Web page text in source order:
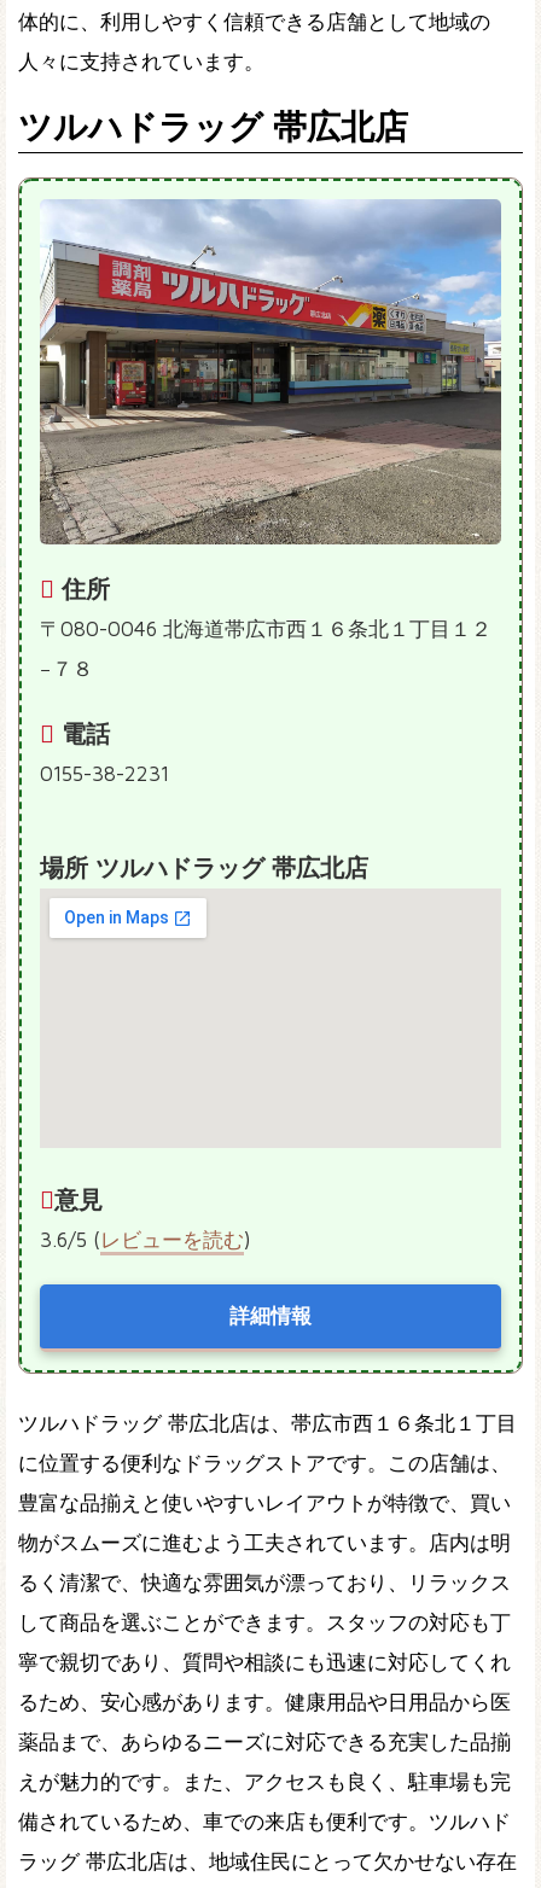
体的に、利用しやすく信頼できる店舗として地域の
人々に支持されています。
ツルハドラッグ 帯広北店
住所
〒080-0046 北海道帯広市西１６条北１丁目１２
−７８
電話
0155-38-2231
場所 ツルハドラッグ 帯広北店
意見
3.6/5 (レビューを読む)
詳細情報
ツルハドラッグ 帯広北店は、帯広市西１６条北１丁目
に位置する便利なドラッグストアです。この店舗は、
豊富な品揃えと使いやすいレイアウトが特徴で、買い
物がスムーズに進むよう工夫されています。店内は明
るく清潔で、快適な雰囲気が漂っており、リラックス
して商品を選ぶことができます。スタッフの対応も丁
寧で親切であり、質問や相談にも迅速に対応してくれ
るため、安心感があります。健康用品や日用品から医
薬品まで、あらゆるニーズに対応できる充実した品揃
えが魅力的です。また、アクセスも良く、駐車場も完
備されているため、車での来店も便利です。ツルハド
ラッグ 帯広北店は、地域住民にとって欠かせない存在